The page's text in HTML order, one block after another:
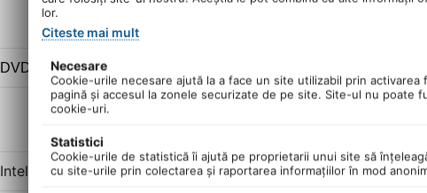
DVDRW
Intel HD Graphics 4000
lor.
Citeste mai mult
Necesare
Cookie-urile necesare ajută la a face un site utilizabil prin activarea
pagină şi accesul la zonele securizate de pe site. Site-ul nu poate
cookie-uri.
Statistici
Cookie-urile de statistică îi ajută pe proprietarii unui site să
cu site-urile prin colectarea şi raportarea informaţiilor în mod